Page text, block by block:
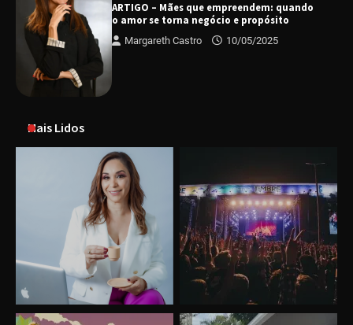
ARTIGO – Mães que empreendem: quando
o amor se torna negócio e propósito
Margareth Castro 10/05/2025
Mais Lidos